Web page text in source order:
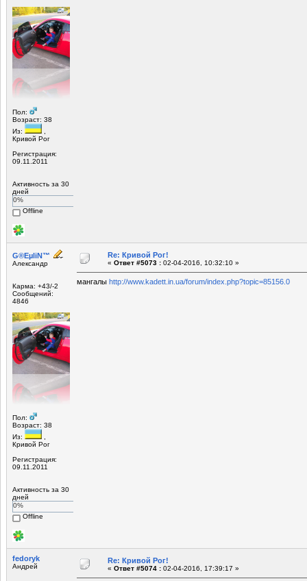
Пол:
Возраст: 38
Из:
Кривой Рог
Регистрация:
09.11.2011
Активность за 30
дней
0%
Offline
G®EµliN™
Александр
Карма: +43/-2
Сообщений:
4846
Пол:
Возраст: 38
Из:
Кривой Рог
Регистрация:
09.11.2011
Активность за 30
дней
0%
Offline
Re: Кривой Рог!
« Ответ #5073 : 02-04-2016, 10:32:10 »
мангалы http://www.kadett.in.ua/forum/index.php?topic=85156.0
fedoryk
Андрей
Re: Кривой Рог!
« Ответ #5074 : 02-04-2016, 17:39:17 »